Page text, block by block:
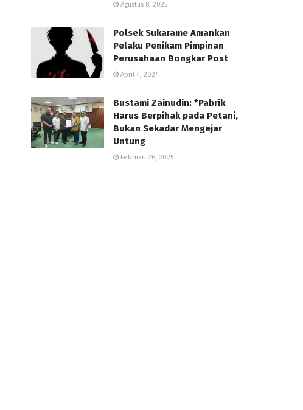
Agustus 8, 2025
Polsek Sukarame Amankan
Pelaku Penikam Pimpinan
Perusahaan Bongkar Post
April 4, 2024
Bustami Zainudin: *Pabrik
Harus Berpihak pada Petani,
Bukan Sekadar Mengejar
Untung
Februari 26, 2025